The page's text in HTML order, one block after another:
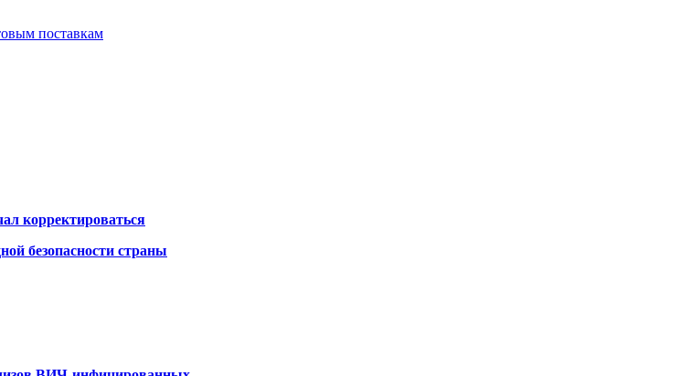
поставкам
корректироваться
безопасности страны